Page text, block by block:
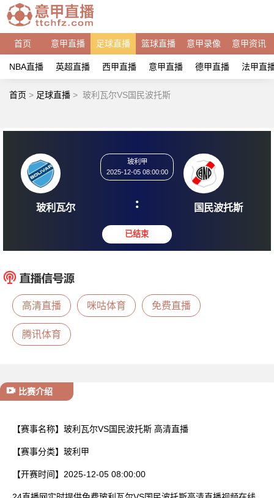
首页 意甲直播 足球直播 篮球直播 意甲录像 意甲资讯
NBA直播 英超直播 西甲直播 意甲直播 德甲直播 法甲直
首页 > 足球直播 > 玻利瓦尔VS国民波托斯
玻利瓦尔
2025-12-05 08:00:00
: 国民
高清直播 咪咕体育 免费直播
腾讯体育
比赛介绍
【赛事名称】 玻利瓦尔VS国民波托斯 高清直播
【赛事分类】 玻利甲
【开赛时间】 2025-12-05 08:00:00